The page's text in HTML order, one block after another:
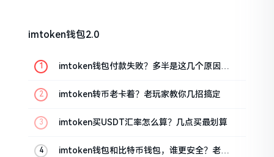
imtoken钱包2.0
imtoken钱包付款失败？多半是这几个原因闹
imtoken转币老卡着？老玩家教你几招搞定
imtoken买USDT汇率怎么算？几点买最划算
imtoken钱包和比特币钱包，谁更安全？老玩